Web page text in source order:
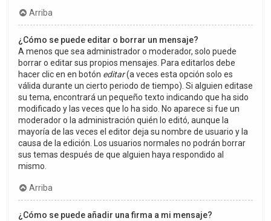
Arriba
¿Cómo se puede editar o borrar un mensaje?
A menos que sea administrador o moderador, solo puede
borrar o editar sus propios mensajes. Para editarlos debe
hacer clic en en botón editar(a veces esta opción solo es
válida durante un cierto periodo de tiempo). Si alguien editase
su tema, encontrará un pequeño texto indicando que ha sido
modificado y las veces que lo ha sido. No aparece si fue un
moderador o la administración quién lo editó, aunque la
mayoría de las veces el editor deja su nombre de usuario y la
causa de la edición. Los usuarios normales no podrán borrar
sus temas después de que alguien haya respondido al
mismo.
Arriba
¿Cómo se puede añadir una firma a mi mensaje?